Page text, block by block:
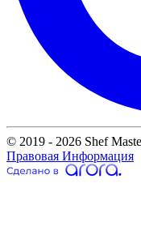
© 2019 - 2026 Shef
Правовая Информация